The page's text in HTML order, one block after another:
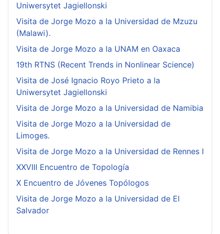
Uniwersytet Jagiellonski
Visita de Jorge Mozo a la Universidad de Mzuzu
(Malawi).
Visita de Jorge Mozo a la UNAM en Oaxaca
19th RTNS (Recent Trends in Nonlinear Science)
Visita de José Ignacio Royo Prieto a la
Uniwersytet Jagiellonski
Visita de Jorge Mozo a la Universidad de Namibia
Visita de Jorge Mozo a la Universidad de
Limoges.
Visita de Jorge Mozo a la Universidad de Rennes I
XXVIII Encuentro de Topología
X Encuentro de Jóvenes Topólogos
Visita de Jorge Mozo a la Universidad de El
Salvador